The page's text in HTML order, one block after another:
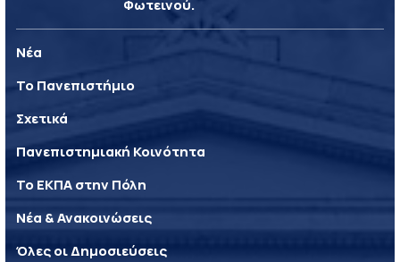
Φωτεινού.
Νέα
Το Πανεπιστήμιο
Σχετικά
Πανεπιστημιακή Κοινότητα
Το ΕΚΠΑ στην Πόλη
Νέα & Ανακοινώσεις
Όλες οι Δημοσιεύσεις